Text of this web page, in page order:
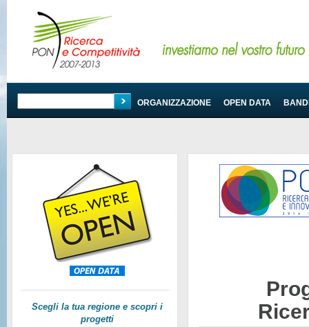
PROGRAMMA ORGANIZZAZIONE OPEN DATA
Scegli la tua regione e scopri i
progetti